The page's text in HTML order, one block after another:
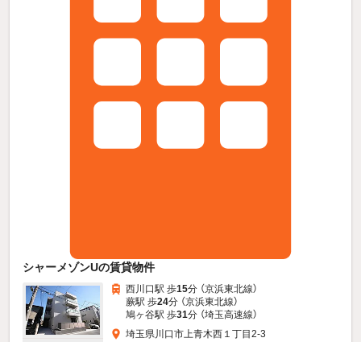
シャーメゾンUの賃貸物件
西川口駅 歩15分 （京浜東北線）
蕨駅 歩24分 （京浜東北線）
鳩ヶ谷駅 歩31分 （埼玉高速線）
埼玉県川口市上青木西１丁目2-3